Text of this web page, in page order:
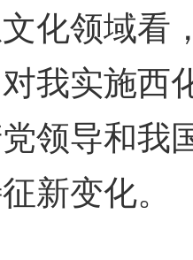
领域看
我实施西
领导和我
新变化。